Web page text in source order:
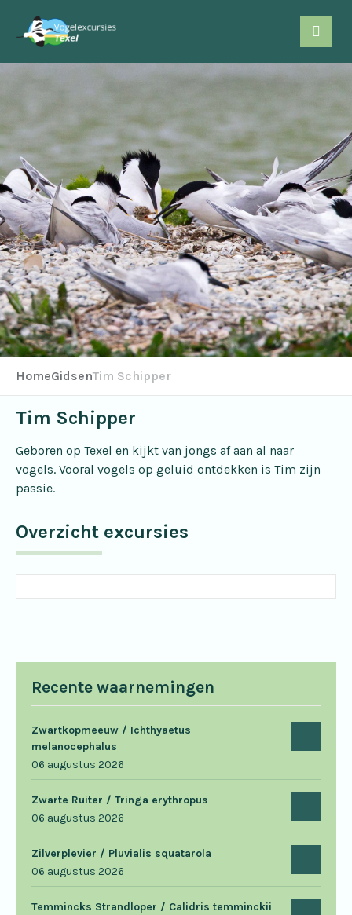
HomeGidsenTim Schipper
Recente waarnemingen
Zwartkopmeeuw / Ichthyaetus
melanocephalus
06 augustus 2026
Zwarte Ruiter / Tringa erythropus
06 augustus 2026
Zilverplevier / Pluvialis squatarola
06 augustus 2026
Temmincks Strandloper / Calidris temminckii
Tim Schipper
Geboren op Texel en kijkt van jongs af aan al naar
vogels. Vooral vogels op geluid ontdekken is Tim zijn
passie.
Overzicht excursies